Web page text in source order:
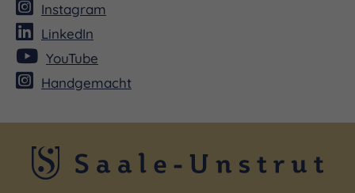
Instagram
LinkedIn
YouTube
Handgemacht